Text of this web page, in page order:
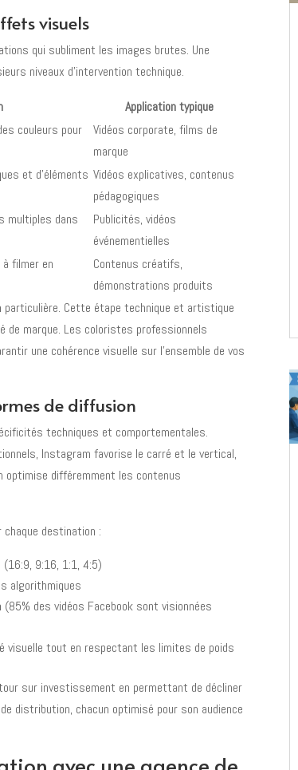
visuels
qui subliment les images brutes. Une
niveaux d'intervention technique.
Application typique
couleurs pour
Vidéos corporate, films de
marque
et d'éléments Vidéos explicatives, contenus
pédagogiques
multiples dans
Publicités, vidéos
événementielles
filmer en
Contenus créatifs,
démonstrations produits
Cette étape technique et artistique
marque. Les coloristes professionnels
une cohérence visuelle sur l'ensemble de vos
de diffusion
techniques et comportementales.
Instagram favorise le carré et le vertical,
optimise différemment les contenus
chaque destination :
9:16, 1:1, 4:5)
algorithmiques
des vidéos Facebook sont visionnées
visuelle tout en respectant les limites de poids
sur investissement en permettant de décliner
distribution, chacun optimisé pour son audience